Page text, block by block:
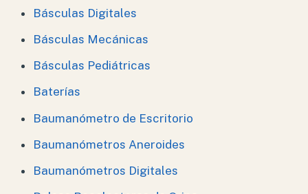
Básculas Digitales
Básculas Mecánicas
Básculas Pediátricas
Baterías
Baumanómetro de Escritorio
Baumanómetros Aneroides
Baumanómetros Digitales